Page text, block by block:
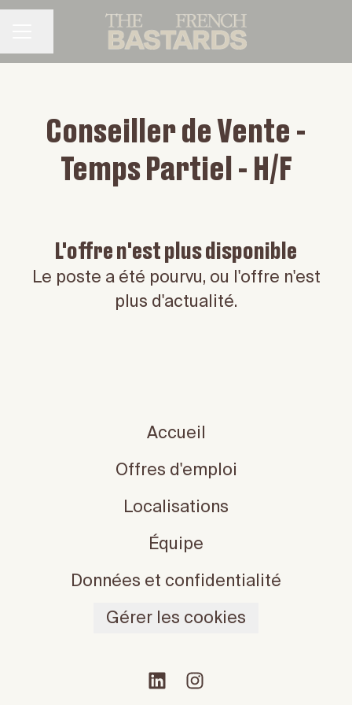
Partager la page
Conseiller de Vente -
Temps Partiel - H/F
L'offre n'est plus disponible
Le poste a été pourvu, ou l'offre n'est
plus d'actualité.
Accueil
Offres d'emploi
Localisations
Équipe
Données et confidentialité
Gérer les cookies